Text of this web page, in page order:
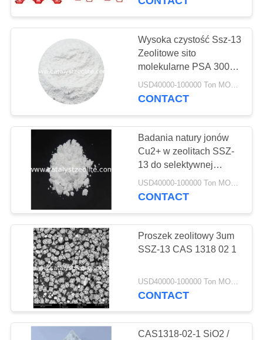
Wysoka czystość Ssz-13
Zeolitowe sito
molekularne PSA 300-
800nm ​​CAS 1318-02-1
USD40000-100000 Ton MOQ:1 KG
CONTACT
Badania natury jonów
Cu2+ w zeolitach SSZ-
13 do selektywnej
katalitycznej redukcji
NOx z NH3
USD40000-100000 Ton MOQ:1 KG
CONTACT
Proszek zeolitowy 3um
SSZ-13 CAS 1318 02 1
CONTACT
CAS1318-02-1 SiO2 /